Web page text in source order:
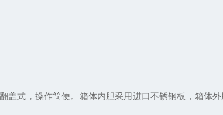
式，操作简便。箱体内胆采用进口不锈钢板，箱体